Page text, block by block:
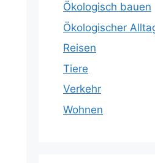
Ökologisch bauen
Ökologischer
Reisen
Tiere
Verkehr
Wohnen